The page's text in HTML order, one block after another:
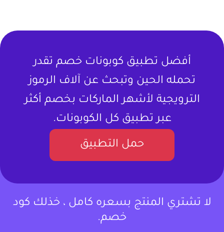
أفضل تطبيق كوبونات خصم تقدر
تحمله الحين وتبحث عن آلاف الرموز
الترويجية لأشهر الماركات بخصم أكثر
عبر تطبيق كل الكوبونات.
حمل التطبيق
لا تشتري المنتج بسعره كامل ، خذلك كود
خصم.